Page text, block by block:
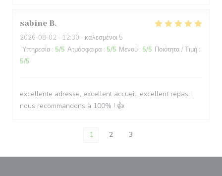
sabine B
2026-08-02 - 12:30 - καλεσμένοι 5
Υπηρεσία : 5/5 Ατμόσφαιρα : 5/5 Μενού : 5/5 Ποιότητα / Τιμή :
5/5
excellente adresse, excellent accueil, excellent repas !
nous recommandons à 100% ! 👍
1 2 3